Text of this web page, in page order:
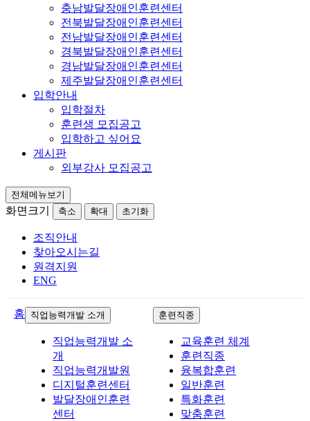
충남발달장애인훈련센터
전북발달장애인훈련센터
전남발달장애인훈련센터
경북발달장애인훈련센터
경남발달장애인훈련센터
제주발달장애인훈련센터
입학안내
입학절차
훈련생 모집공고
입학하고 싶어요
게시판
외부강사 모집공고
전체메뉴보기
화면크기 축소 확대 초기화
조직안내
찾아오시는길
원격지원
ENG
홈 직업능력개발 소개
직업능력개발 소
개
직업능력개발원
디지털훈련센터
발달장애인훈련
센터
훈련직종
교육훈련 체계
훈련직종
융복합훈련
일반훈련
특화훈련
맞춤훈련